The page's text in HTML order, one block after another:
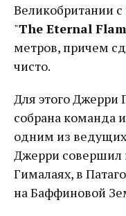
Великобритании
"The Eternal
метров, причем
чисто.
Для этого Джерри
собрана команда
одним из
Джерри совершил
Гималаях, в
на Баффиновой